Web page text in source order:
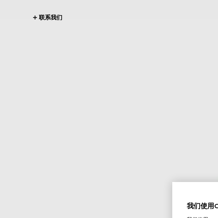
联系我们
我们使用